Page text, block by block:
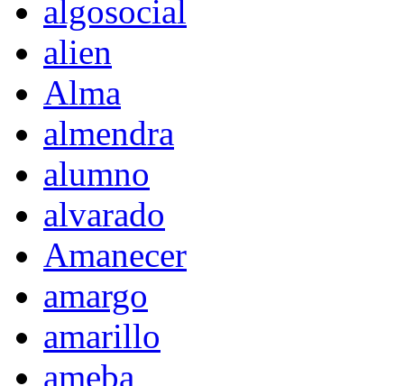
algosocial
alien
Alma
almendra
alumno
alvarado
Amanecer
amargo
amarillo
ameba